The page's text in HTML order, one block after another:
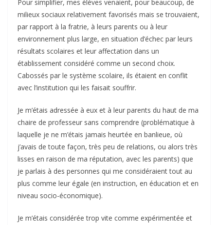
Pour simplifier, mes élèves venaient, pour beaucoup, de
milieux sociaux relativement favorisés mais se trouvaient,
par rapport à la fratrie, à leurs parents ou à leur
environnement plus large, en situation d’échec par leurs
résultats scolaires et leur affectation dans un
établissement considéré comme un second choix.
Cabossés par le système scolaire, ils étaient en conflit
avec l’institution qui les faisait souffrir.
Je m’étais adressée à eux et à leur parents du haut de ma
chaire de professeur sans comprendre (problématique à
laquelle je ne m’étais jamais heurtée en banlieue, où
j’avais de toute façon, très peu de relations, ou alors très
lisses en raison de ma réputation, avec les parents) que
je parlais à des personnes qui me considéraient tout au
plus comme leur égale (en instruction, en éducation et en
niveau socio-économique).
Je m’étais considérée trop vite comme expérimentée et